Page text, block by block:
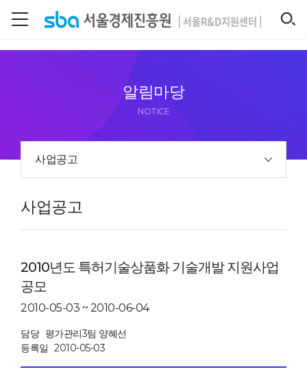
알림마당
NOTICE
사업공고
사업공고
2010년도 특허기술상품화 기술개발 지원사업
공모
2010-05-03 ~ 2010-06-04
담당 평가관리3팀 양혜선
등록일 2010-05-03